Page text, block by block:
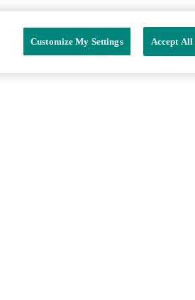
Customize My Settings Accept All